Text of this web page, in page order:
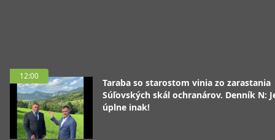
12:00
Taraba so starostom vinia zo zarastania
Súľovských skál ochranárov. Denník N:
úplne inak!